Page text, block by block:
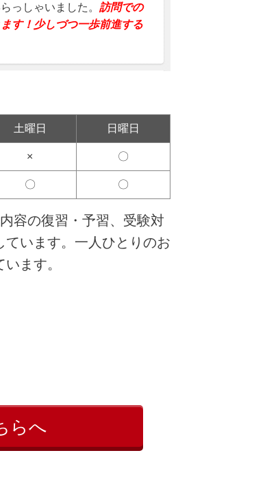
っしゃいました。訪問での
す！少しづつ一歩前進する
土曜日 日曜日
× 〇
〇 〇
容の復習・予習、受験対
います。一人ひとりのお
ます。
らへ